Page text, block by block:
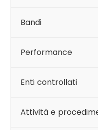
Bandi
Performance
Enti controllati
Attività e